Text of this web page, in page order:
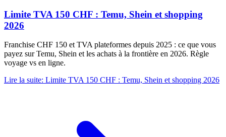
Limite TVA 150 CHF : Temu, Shein et shopping
2026
Franchise CHF 150 et TVA plateformes depuis 2025 : ce que vous
payez sur Temu, Shein et les achats à la frontière en 2026. Règle
voyage vs en ligne.
Lire la suite: Limite TVA 150 CHF : Temu, Shein et shopping 2026